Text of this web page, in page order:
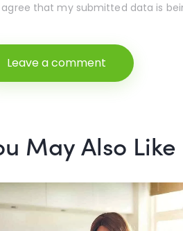
agree that my submitted data is
May Also Like